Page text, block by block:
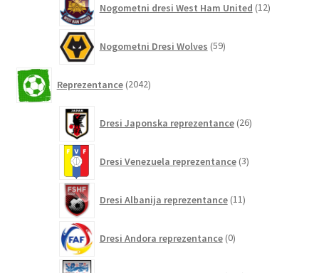
Nogometni dresi West Ham United 12izdelkov
Nogometni Dresi Wolves 59izdelkov
Reprezentance 2042izdelkov
Dresi Japonska reprezentance 26izdelkov
Dresi Venezuela reprezentance 3izdelki
Dresi Albanija reprezentance 11izdelkov
Dresi Andora reprezentance 0izdelkov